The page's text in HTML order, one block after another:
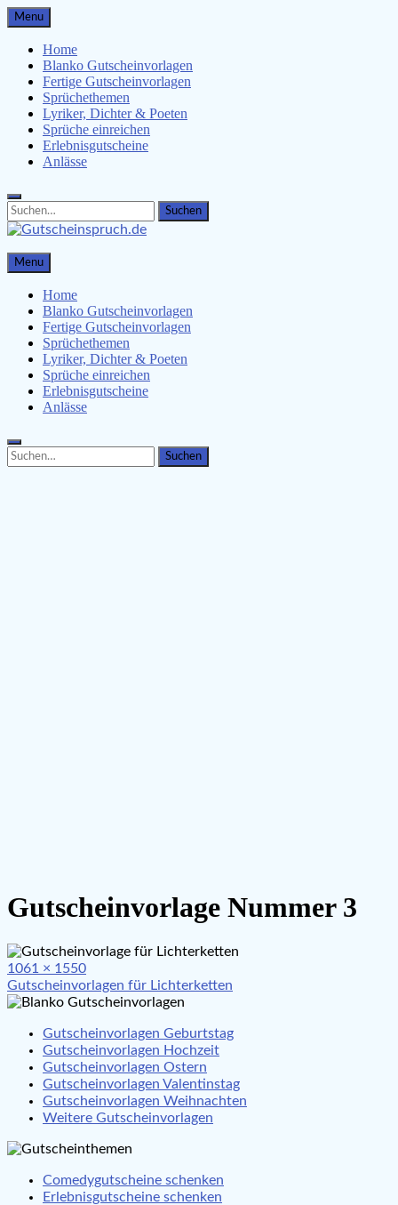
Skip
to
content
Menu
Home
Blanko Gutscheinvorlagen
Fertige Gutscheinvorlagen
Sprüchethemen
Lyriker, Dichter & Poeten
Sprüche einreichen
Erlebnisgutscheine
Anlässe
Search
for:
Search
Gutscheinspruch.de
Gutscheinsprüche & Gutscheinvorlagen finden
Menu
Home
Blanko Gutscheinvorlagen
Fertige Gutscheinvorlagen
Sprüchethemen
Lyriker, Dichter & Poeten
Sprüche einreichen
Erlebnisgutscheine
Anlässe
Search
for:
Search
Gutscheinvorlage Nummer 3
Full
size
1061 × 1550
Beitragsnavigation
Gutscheinvorlagen für Lichterketten
Gutscheinvorlagen Geburtstag
Gutscheinvorlagen Hochzeit
Gutscheinvorlagen Ostern
Gutscheinvorlagen Valentinstag
Gutscheinvorlagen Weihnachten
Weitere Gutscheinvorlagen
Comedygutscheine schenken
Erlebnisgutscheine schenken